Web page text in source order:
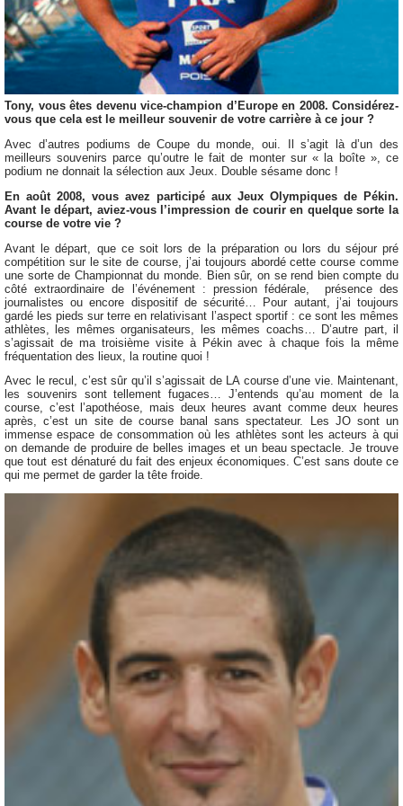
Tony, vous êtes devenu vice-champion d’Europe en 2008. Considérez-
vous que cela est le meilleur souvenir de votre carrière à ce jour ?
Avec d’autres podiums de Coupe du monde, oui. Il s’agit là d’un des
meilleurs souvenirs parce qu’outre le fait de monter sur « la boîte », ce
podium ne donnait la sélection aux Jeux. Double sésame donc !
En août 2008, vous avez participé aux Jeux Olympiques de Pékin.
Avant le départ, aviez-vous l’impression de courir en quelque sorte la
course de votre vie ?
Avant le départ, que ce soit lors de la préparation ou lors du séjour pré
compétition sur le site de course, j’ai toujours abordé cette course comme
une sorte de Championnat du monde. Bien sûr, on se rend bien compte du
côté extraordinaire de l’événement : pression fédérale, présence des
journalistes ou encore dispositif de sécurité… Pour autant, j’ai toujours
gardé les pieds sur terre en relativisant l’aspect sportif : ce sont les mêmes
athlètes, les mêmes organisateurs, les mêmes coachs… D’autre part, il
s’agissait de ma troisième visite à Pékin avec à chaque fois la même
fréquentation des lieux, la routine quoi !
Avec le recul, c’est sûr qu’il s’agissait de LA course d’une vie. Maintenant,
les souvenirs sont tellement fugaces… J’entends qu’au moment de la
course, c’est l’apothéose, mais deux heures avant comme deux heures
après, c’est un site de course banal sans spectateur. Les JO sont un
immense espace de consommation où les athlètes sont les acteurs à qui
on demande de produire de belles images et un beau spectacle. Je trouve
que tout est dénaturé du fait des enjeux économiques. C’est sans doute ce
qui me permet de garder la tête froide.